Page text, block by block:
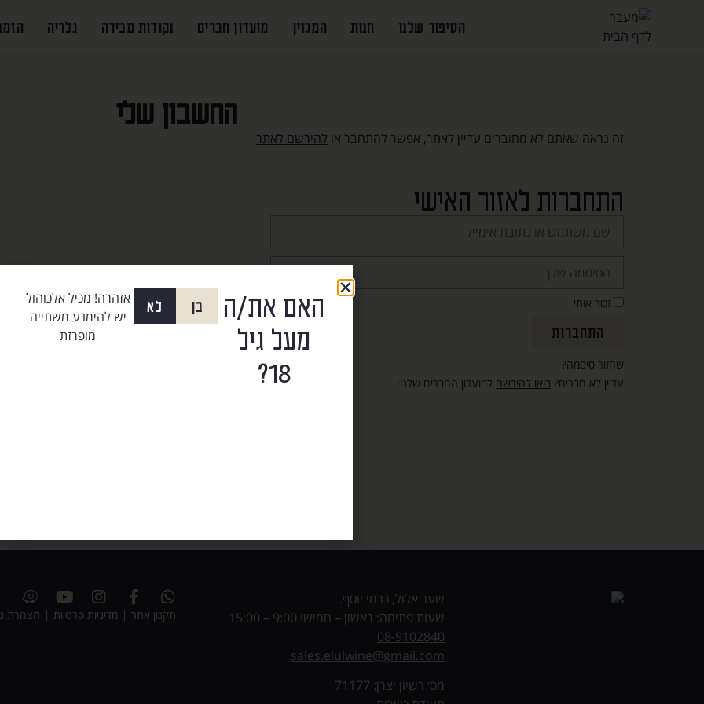
הסיפור שלנו חנות המגזין מועדון חברים נקודות מכירה גלריה
החשבון שלי
זה נראה שאתם לא מחוברים עדיין לאתר, אפשר להתחבר או להירשם לאתר
התחברות לאזור האישי
זכור אותי
התחברות
שחזור סיסמה?
עדיין לא חברים? בואו להירשם למועדון החברים שלנו!
שער אלול, כרמי יוסף.
שעות פתיחה: ראשון – חמישי 9:00 – 15:00
08-9102840
sales.elulwine@gmail.com
מס׳ רשיון יצרן: 71177
תקנון אתר מדיניות פרטיות הצהרת
האם את/ה
מעל גיל
18?
כן לא
אזהרה! מכיל אלכוהול
יש להימנע משתייה
מופרזת